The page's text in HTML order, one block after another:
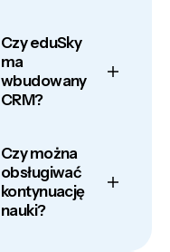
Czy eduSky
ma
wbudowany
CRM?
Czy można
obsługiwać
kontynuację
nauki?